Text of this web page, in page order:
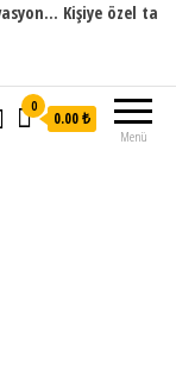
Kişiye özel
Menü
0
0.00 ₺